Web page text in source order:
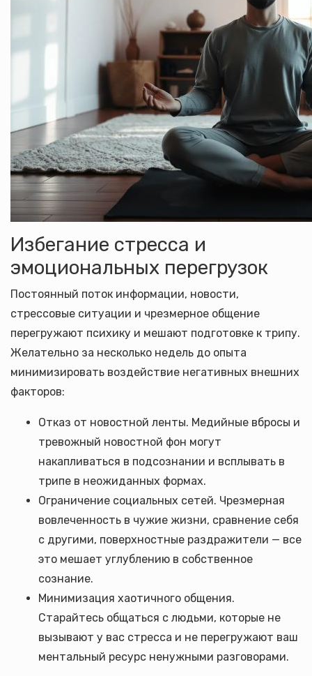
Избегание стресса и
эмоциональных перегрузок
Постоянный поток информации, новости,
стрессовые ситуации и чрезмерное общение
перегружают психику и мешают подготовке к трипу.
Желательно за несколько недель до опыта
минимизировать воздействие негативных внешних
факторов:
Отказ от новостной ленты. Медийные вбросы и
тревожный новостной фон могут
накапливаться в подсознании и всплывать в
трипе в неожиданных формах.
Ограничение социальных сетей. Чрезмерная
вовлеченность в чужие жизни, сравнение себя
с другими, поверхностные раздражители — все
это мешает углублению в собственное
сознание.
Минимизация хаотичного общения.
Старайтесь общаться с людьми, которые не
вызывают у вас стресса и не перегружают ваш
ментальный ресурс ненужными разговорами.